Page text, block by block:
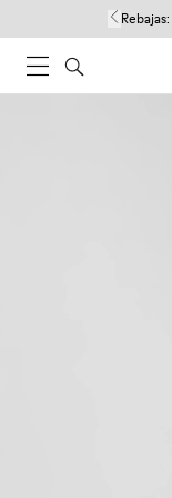
Rebajas: